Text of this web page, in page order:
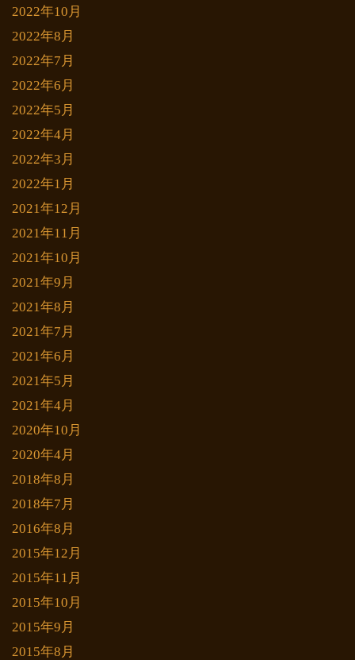
2022年10月
2022年8月
2022年7月
2022年6月
2022年5月
2022年4月
2022年3月
2022年1月
2021年12月
2021年11月
2021年10月
2021年9月
2021年8月
2021年7月
2021年6月
2021年5月
2021年4月
2020年10月
2020年4月
2018年8月
2018年7月
2016年8月
2015年12月
2015年11月
2015年10月
2015年9月
2015年8月